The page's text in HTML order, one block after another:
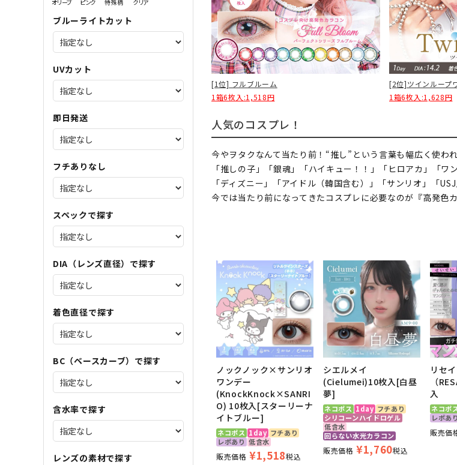
オリーブ ピンク 特殊柄 クリア
ブルーライトカット
UVカット
即日発送
フチありなし
スペックで探す
DIA（レンズ直径）で探す
着色直径で探す
BC（ベースカーブ）で探す
含水率で探す
レンズの素材で探す
[1位] フルブルーム
1箱6枚入:1,518円
[2位]ツインループ
1箱6枚入:1,628円
人気のコスプレ！
今やヲタクなんて当たり前！“推し”という言葉も幅広く使わ
「推しの子」「銀魂」「ハイキュー！！」「ヒロアカ」「ワ
「ディズニー」「アイドル（韓国含む）」「サンリオ」「
今では当たり前になってきたコスプレに必要なのが『高発色カ
ノックノック×サンリオ
ワンデー
(KnockKnock×SANRI
O) 10枚入[スターリーナ
イトブルー]
ネコポス 1day フチあり
レポあり 低含水
販売価格 ¥1,518税込
シエルメイ
(Cielumei)10枚入[白昼
夢]
ネコポス 1day フチあり
シリコーンハイドロゲル
低含水
回らない水光カラコン
販売価格 ¥1,760税込
リセ
（
入
ネコポ
レポあり
販売価